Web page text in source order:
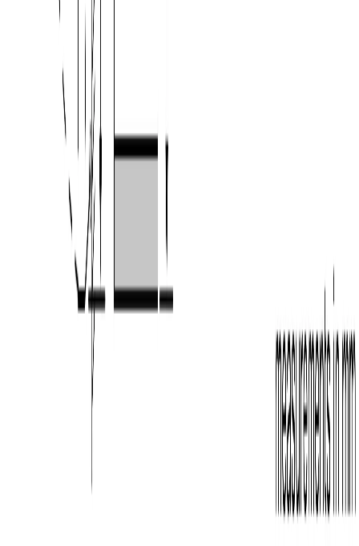
Aurora Bosch. Все права защищены.
Политика конфиденциальности
Пользовательское соглашение